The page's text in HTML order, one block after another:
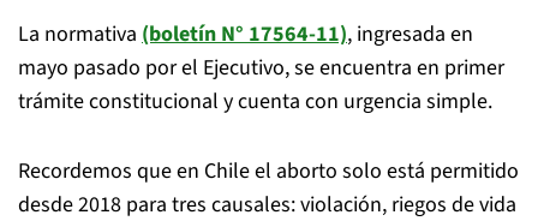
La normativa (boletín N° 17564-11), ingresada en
mayo pasado por el Ejecutivo, se encuentra en primer
trámite constitucional y cuenta con urgencia simple.
Recordemos que en Chile el aborto solo está permitido
desde 2018 para tres causales: violación, riegos de vida